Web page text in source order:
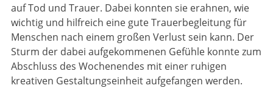
auf Tod und Trauer. Dabei konnten sie erahnen, wie
wichtig und hilfreich eine gute Trauerbegleitung für
Menschen nach einem großen Verlust sein kann. Der
Sturm der dabei aufgekommenen Gefühle konnte zum
Abschluss des Wochenendes mit einer ruhigen
kreativen Gestaltungseinheit aufgefangen werden.